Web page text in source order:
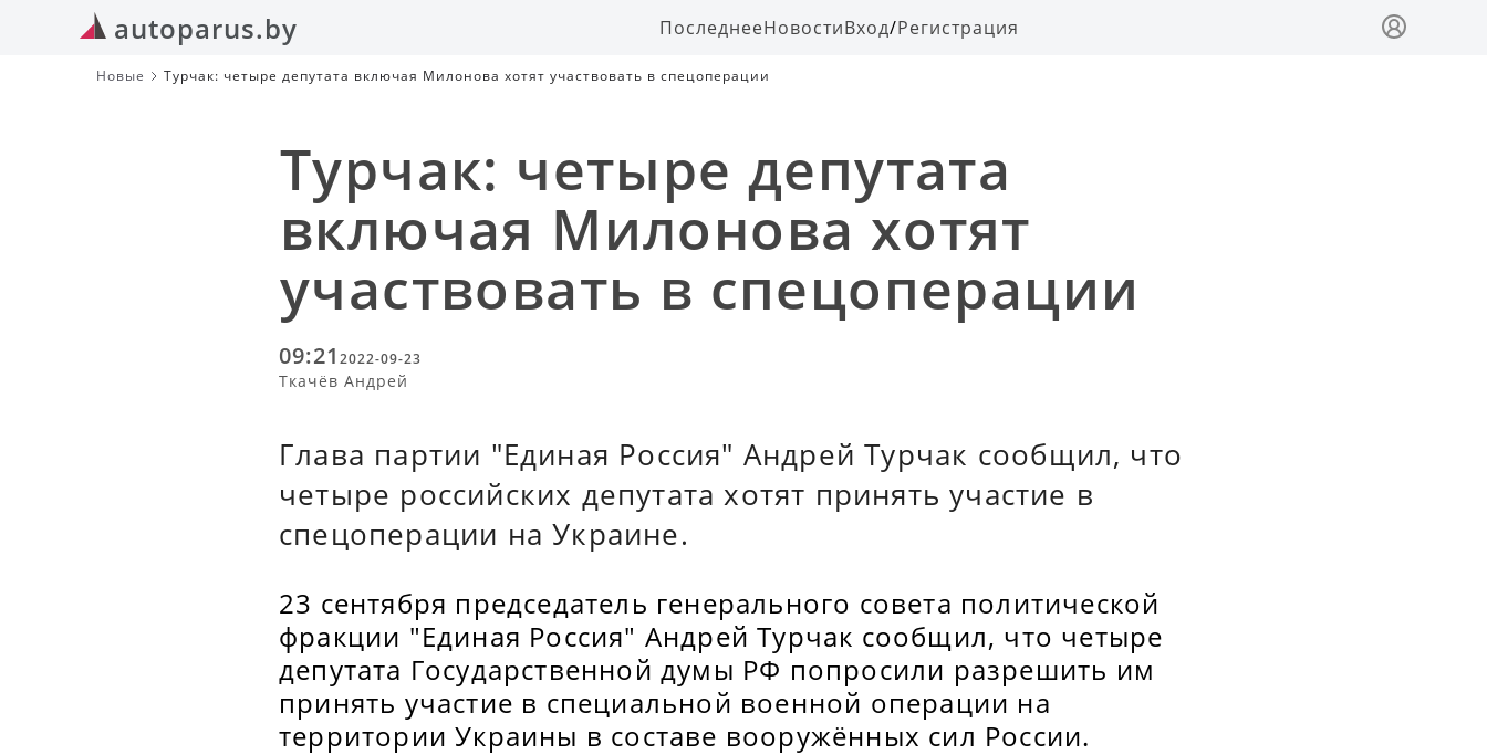
autoparus.by ПоследнееНовостиВход/Регистрация
Новые Турчак: четыре депутата включая Милонова хотят участвовать в спецоперации
Турчак: четыре депутата
включая Милонова хотят
участвовать в спецоперации
09:21 2022-09-23
Ткачёв Андрей
Глава партии "Единая Россия" Андрей Турчак сообщил, что
четыре российских депутата хотят принять участие в
спецоперации на Украине.
23 сентября председатель генерального совета политической
фракции "Единая Россия" Андрей Турчак сообщил, что четыре
депутата Государственной думы РФ попросили разрешить им
принять участие в специальной военной операции на
территории Украины в составе вооружённых сил России.